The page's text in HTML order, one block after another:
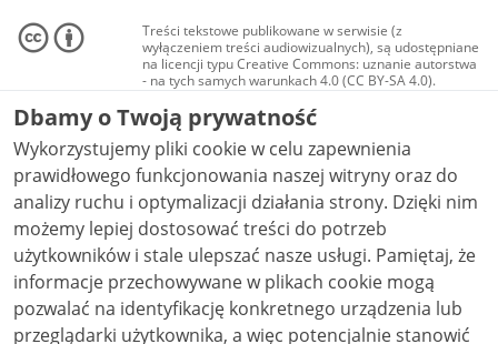
Treści tekstowe publikowane w serwisie (z
wyłączeniem treści audiowizualnych), są udostępniane
na licencji typu Creative Commons: uznanie autorstwa
- na tych samych warunkach 4.0 (CC BY-SA 4.0).
Materiały audiowizualne, w tym zdjęcia, materiały
audio i wideo, są udostępniane na licencji typu
Creative Commons: uznanie autorstwa użycie
niekomercyjne - bez utworów zależnych 4.0 (CC BY-
NC-ND 4.0), o ile nie jest to stwierdzone inaczej.
Dbamy o Twoją prywatność
Wykorzystujemy pliki cookie w celu zapewnienia
prawidłowego funkcjonowania naszej witryny oraz do
analizy ruchu i optymalizacji działania strony. Dzięki nim
możemy lepiej dostosować treści do potrzeb
użytkowników i stale ulepszać nasze usługi. Pamiętaj, że
informacje przechowywane w plikach cookie mogą
pozwalać na identyfikację konkretnego urządzenia lub
przeglądarki użytkownika, a więc potencjalnie stanowić